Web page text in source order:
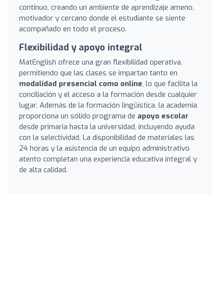
continuo, creando un ambiente de aprendizaje ameno,
motivador y cercano donde el estudiante se siente
acompañado en todo el proceso.
Flexibilidad y apoyo integral
MatEnglish ofrece una gran flexibilidad operativa,
permitiendo que las clases se impartan tanto en
modalidad presencial como online, lo que facilita la
conciliación y el acceso a la formación desde cualquier
lugar. Además de la formación lingüística, la academia
proporciona un sólido programa de apoyo escolar
desde primaria hasta la universidad, incluyendo ayuda
con la selectividad. La disponibilidad de materiales las
24 horas y la asistencia de un equipo administrativo
atento completan una experiencia educativa integral y
de alta calidad.